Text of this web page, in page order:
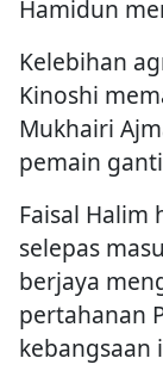
Hamidun
Kelebihan
Kinoshi
Mukhairi
pemain
Faisal Halim
selepas
berjaya
pertahanan
kebangsaan